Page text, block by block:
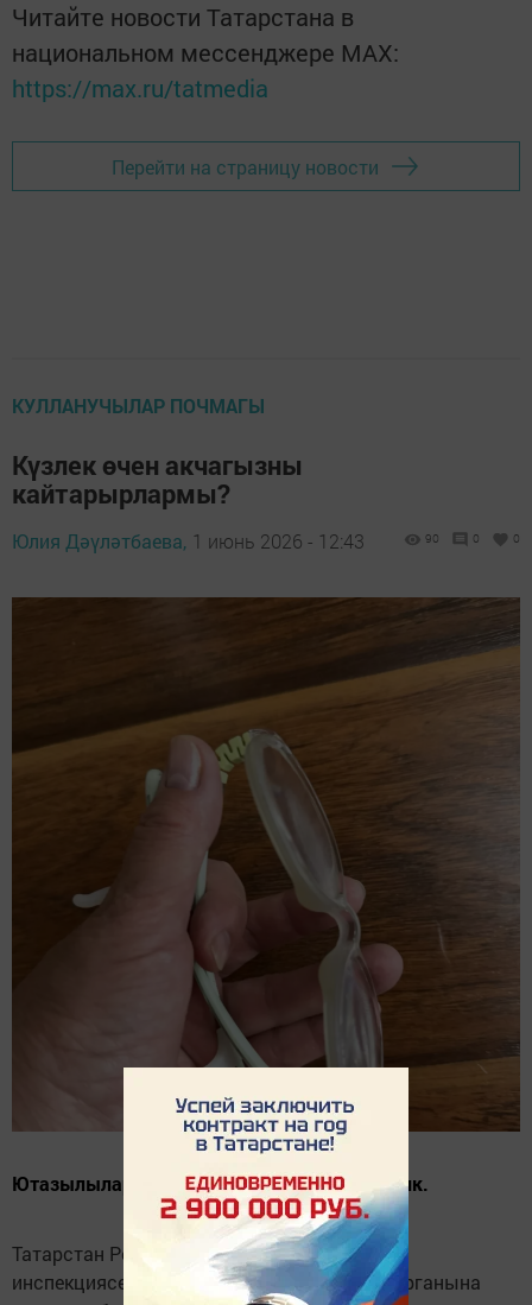
Читайте новости Татарстана в
национальном мессенджере MАХ:
https://max.ru/tatmedia
Перейти на страницу новости
КУЛЛАНУЧЫЛАР ПОЧМАГЫ
Күзлек өчен акчагызны
кайтарырлармы?
Юлия Дәүләтбаева, 1 июнь 2026 - 12:43 90 0 0
Ютазылылар, әйдәгез әле бергәләп тикшерик.
Татарстан Республикасы Дәүләт алкоголь
инспекциясенең Әлмәттәге территориаль органына